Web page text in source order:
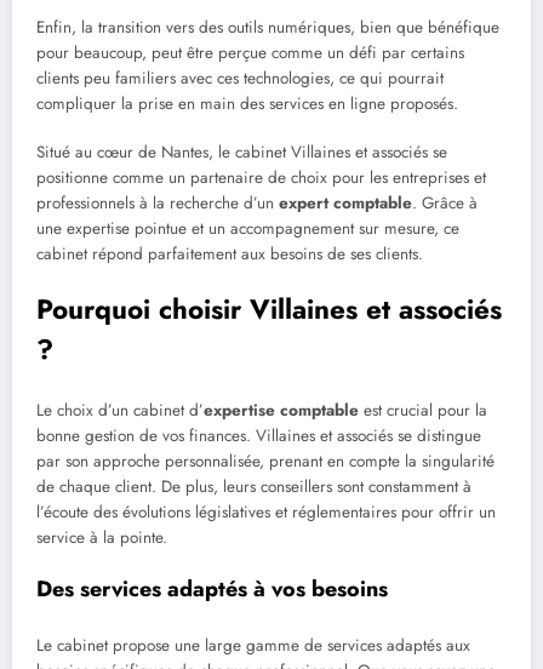
Enfin, la transition vers des outils numériques, bien que bénéfique
pour beaucoup, peut être perçue comme un défi par certains
clients peu familiers avec ces technologies, ce qui pourrait
compliquer la prise en main des services en ligne proposés.
Situé au cœur de Nantes, le cabinet Villaines et associés se
positionne comme un partenaire de choix pour les entreprises et
professionnels à la recherche d’un expert comptable. Grâce à
une expertise pointue et un accompagnement sur mesure, ce
cabinet répond parfaitement aux besoins de ses clients.
Pourquoi choisir Villaines et associés
?
Le choix d’un cabinet d’expertise comptable est crucial pour la
bonne gestion de vos finances. Villaines et associés se distingue
par son approche personnalisée, prenant en compte la singularité
de chaque client. De plus, leurs conseillers sont constamment à
l’écoute des évolutions législatives et réglementaires pour offrir un
service à la pointe.
Des services adaptés à vos besoins
Le cabinet propose une large gamme de services adaptés aux